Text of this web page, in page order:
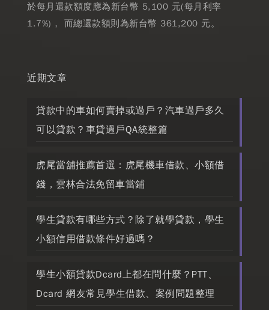
於每月還款額度應為新台幣 5,100 元(每月利率
1.7%)， 而總還款額則為新台幣 361,200 元。
近期文章
貸款中的車如何賣掉或過戶？汽車過戶多久
可以貸款？車貸過戶QA統整篇
虎尾當舖推薦首選：虎尾機車借款、小額借
錢，雲林合法免留車當鋪
學生貸款有哪些方式？除了就學貸款，學生
小額信用借款條件好過嗎？
學生小額貸款Dcard上都在問什麼？PTT、
Dcard 網友常見學生借款、案例問題整理